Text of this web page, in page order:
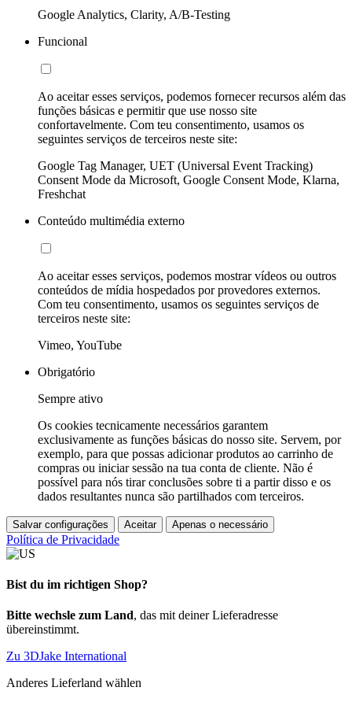
Google Analytics, Clarity, A/B-Testing
Funcional
Ao aceitar esses serviços, podemos fornecer recursos além das
funções básicas e permitir que use nosso site
confortavelmente. Com teu consentimento, usamos os
seguintes serviços de terceiros neste site:
Google Tag Manager, UET (Universal Event Tracking)
Consent Mode da Microsoft, Google Consent Mode, Klarna,
Freshchat
Conteúdo multimédia externo
Ao aceitar esses serviços, podemos mostrar vídeos ou outros
conteúdos de mídia hospedados por provedores externos.
Com teu consentimento, usamos os seguintes serviços de
terceiros neste site:
Vimeo, YouTube
Obrigatório
Sempre ativo
Os cookies tecnicamente necessários garantem
exclusivamente as funções básicas do nosso site. Servem, por
exemplo, para que possas adicionar produtos ao carrinho de
compras ou iniciar sessão na tua conta de cliente. Não é
possível para nós tirar conclusões sobre ti a partir disso e os
dados resultantes nunca são partilhados com terceiros.
Salvar configurações Aceitar Apenas o necessário
Política de Privacidade
Bist du im richtigen Shop?
Bitte wechsle zum Land, das mit deiner Lieferadresse
übereinstimmt.
Zu 3DJake International
Anderes Lieferland wählen